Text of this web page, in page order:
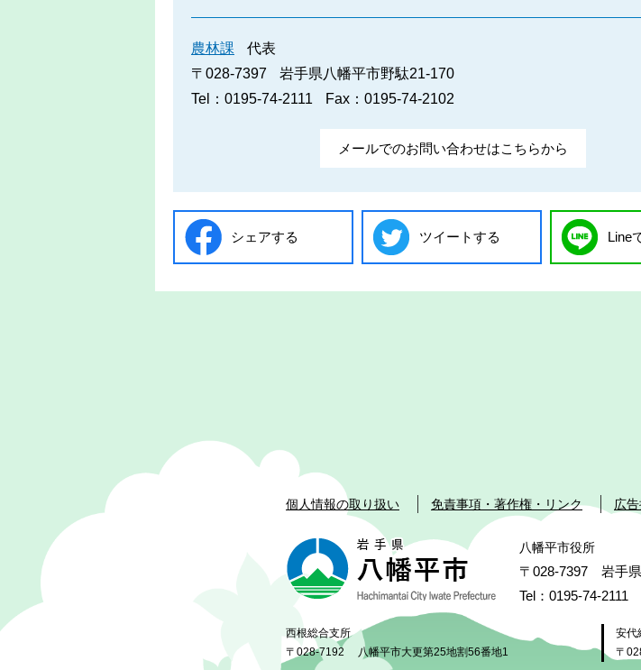
農林課
代表
〒028-7397
岩手県八幡平市野駄21-170
Tel：0195-74-2111
Fax：0195-74-2102
メールでのお問い合わせはこちらから
シェアする ツイートする Line
個人情報の取り扱い 免責事項・著作権・リンク 広
八幡平市役所
〒028-7397 岩手
Tel：0195-74-2111
西根総合支所
〒028-7192
八幡平市大更第25地割56番地1
安代
〒